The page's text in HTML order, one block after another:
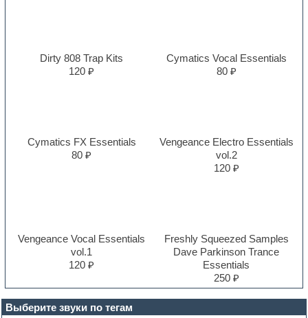
Выберите звуки по тегам
Dirty 808 Trap Kits
120 ₽
Cymatics Vocal Essentials
80 ₽
Cymatics FX Essentials
80 ₽
Vengeance Electro Essentials
vol.2
120 ₽
Vengeance Vocal Essentials
vol.1
120 ₽
Freshly Squeezed Samples
Dave Parkinson Trance
Essentials
250 ₽